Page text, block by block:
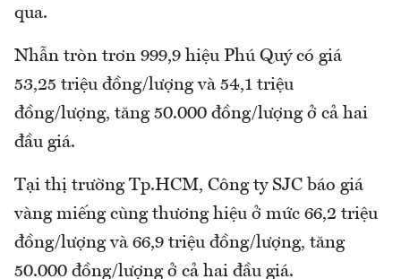
qua.
Nhẫn tròn trơn 999,9 hiệu Phú Quý có giá
53,25 triệu đồng/lượng và 54,1 triệu
đồng/lượng, tăng 50.000 đồng/lượng ở cả hai
đầu giá.
Tại thị trường Tp.HCM, Công ty SJC báo giá
vàng miếng cùng thương hiệu ở mức 66,2 triệu
đồng/lượng và 66,9 triệu đồng/lượng, tăng
50.000 đồng/lượng ở cả hai đầu giá.